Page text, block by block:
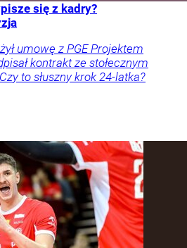
się z kadry?
umowę z PGE Projektem
kontrakt ze stołecznym
to słuszny krok 24-latka?